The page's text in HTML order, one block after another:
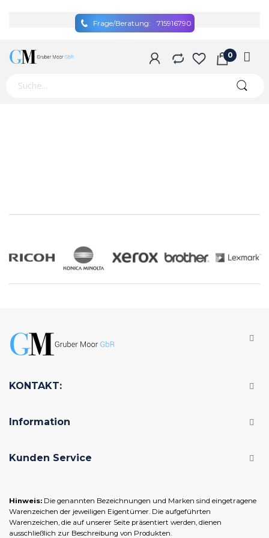
Frage/Beratung: 715916790
KONTAKT:
Information
Kunden Service
Hinweis: Die genannten Bezeichnungen und Marken sind eingetragene
Warenzeichen der jeweiligen Eigentümer. Die aufgeführten
Warenzeichen, die auf unserer Seite präsentiert werden, dienen
ausschließlich zur Beschreibung von Produkten.